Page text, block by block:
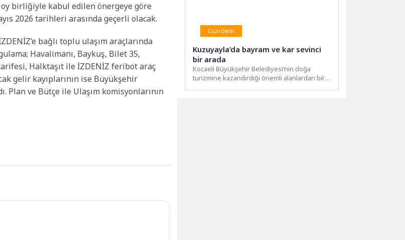
birliğiyle kabul edilen önergeye göre
2026 tarihleri arasında geçerli olacak.
bağlı toplu ulaşım araçlarında
Havalimanı, Baykuş, Bilet 35,
Halktaşıt ile İZDENİZ feribot araç
gelir kayıplarının ise Büyükşehir
Plan ve Bütçe ile Ulaşım komisyonlarının
Gündem
Kuzuyayla’da bayram ve kar sevinci
bir arada
Kocaeli Büyükşehir Belediyesi’nin doğa
turizmine kazandırdığı önemli alanlardan biri